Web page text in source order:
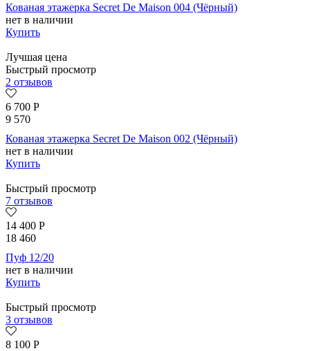
Кованая этажерка Secret De Maison 004 (Чёрный)
нет в наличии
Купить
Лучшая цена
Быстрый просмотр
2 отзывов
6 700 Р
9 570
Кованая этажерка Secret De Maison 002 (Чёрный)
нет в наличии
Купить
Быстрый просмотр
7 отзывов
14 400 Р
18 460
Пуф 12/20
нет в наличии
Купить
Быстрый просмотр
3 отзывов
8 100 Р